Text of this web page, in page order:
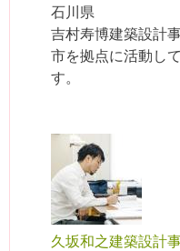
石川県
吉村寿博建築設計
市を拠点に活動し
す。
久坂和之建築設計